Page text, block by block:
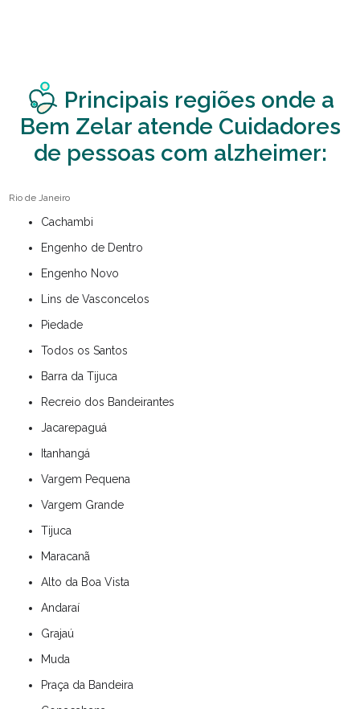
Principais regiões onde a
Bem Zelar atende Cuidadores
de pessoas com alzheimer:
Rio de Janeiro
Cachambi
Engenho de Dentro
Engenho Novo
Lins de Vasconcelos
Piedade
Todos os Santos
Barra da Tijuca
Recreio dos Bandeirantes
Jacarepaguá
Itanhangá
Vargem Pequena
Vargem Grande
Tijuca
Maracanã
Alto da Boa Vista
Andaraí
Grajaú
Muda
Praça da Bandeira